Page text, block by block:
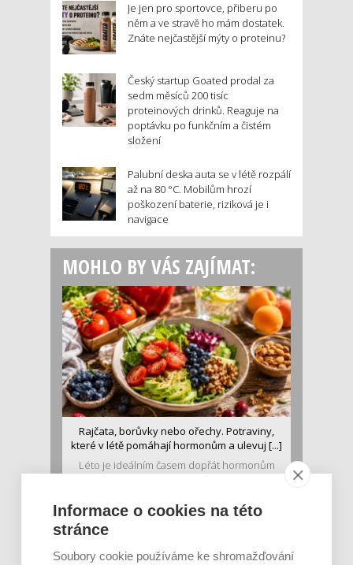
Je jen pro sportovce, přiberu po
něm a ve stravě ho mám dostatek.
Znáte nejčastější mýty o proteinu?
Český startup Goated prodal za
sedm měsíců 200 tisíc
proteinových drinků. Reaguje na
poptávku po funkčním a čistém
složení
Palubní deska auta se v létě rozpálí
až na 80 °C. Mobilům hrozí
poškození baterie, riziková je i
navigace
MOHLO BY VÁS ZAJÍMAT:
Rajčata, borůvky nebo ořechy. Potraviny,
které v létě pomáhají hormonům a ulevuj [...]
Léto je ideálním časem dopřát hormonům
Informace o cookies na této
stránce
Soubory cookie používáme ke shromažďování